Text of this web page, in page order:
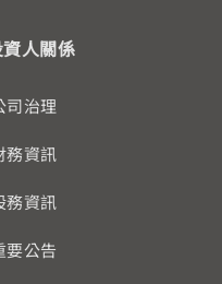
人關係
司治理
務資訊
務資訊
要公告